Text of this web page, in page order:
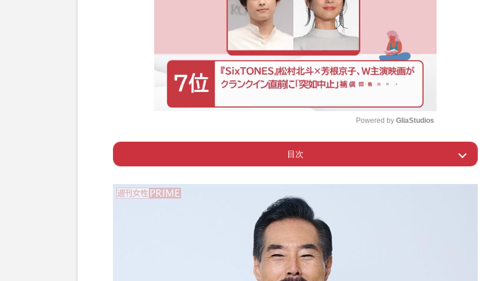
t
Powered by GliaStudios
目次
Page 1 ー 運動しても疲れない。認知症のサインかも
ー 意識集中とやや強めの筋トレがカギに
ー 【本山式筋トレ】にトライ！